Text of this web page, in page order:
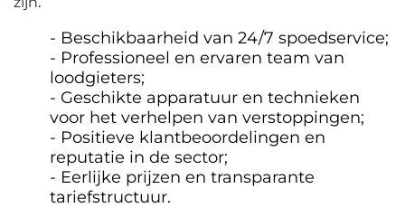
Beschikbaarheid van 24/7 spoedservice;
Professioneel en ervaren team van
loodgieters;
Geschikte apparatuur en technieken
voor het verhelpen van verstoppingen;
Positieve klantbeoordelingen en
reputatie in de sector;
Eerlijke prijzen en transparante
tariefstructuur.​